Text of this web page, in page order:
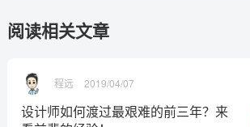
阅读相关文章
程远 2019/04/07
设计师如何渡过最艰难的前三年？来